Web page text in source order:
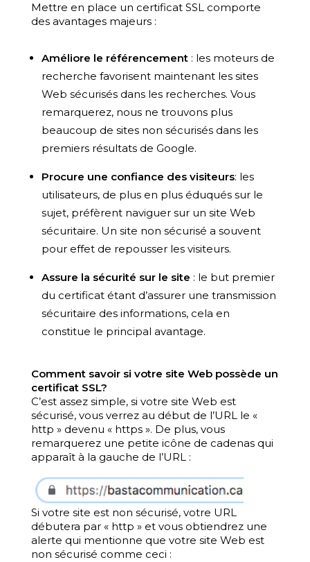
Mettre en place un certificat SSL comporte
des avantages majeurs :
Améliore le référencement : les moteurs de
recherche favorisent maintenant les sites
Web sécurisés dans les recherches. Vous
remarquerez, nous ne trouvons plus
beaucoup de sites non sécurisés dans les
premiers résultats de Google.
Procure une confiance des visiteurs: les
utilisateurs, de plus en plus éduqués sur le
sujet, préfèrent naviguer sur un site Web
sécuritaire. Un site non sécurisé a souvent
pour effet de repousser les visiteurs.
Assure la sécurité sur le site : le but premier
du certificat étant d’assurer une transmission
sécuritaire des informations, cela en
constitue le principal avantage.
Comment savoir si votre site Web possède un
certificat SSL?
C’est assez simple, si votre site Web est
sécurisé, vous verrez au début de l’URL le «
http » devenu « https ». De plus, vous
remarquerez une petite icône de cadenas qui
apparaît à la gauche de l’URL :
Si votre site est non sécurisé, votre URL
débutera par « http » et vous obtiendrez une
alerte qui mentionne que votre site Web est
non sécurisé comme ceci :